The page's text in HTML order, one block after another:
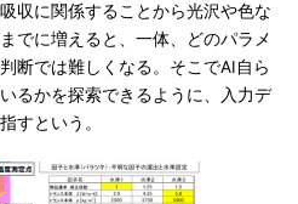
収に関係することから光沢や色な
でに増えると、一体、どのパラメ
断では難しくなる。そこでAI自ら
るかを探索できるように、入力デ
すという。